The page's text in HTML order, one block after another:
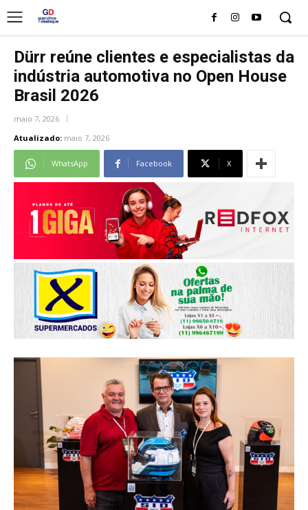
Dürr reúne clientes e especialistas da
indústria automotiva no Open House
Brasil 2026
maio 7, 2026
Atualizado: maio 7, 2026
WhatsApp Facebook X